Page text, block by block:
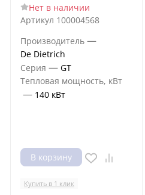
Нет в наличии
Артикул 100004568
Производитель —
De Dietrich
Серия — GT
Тепловая мощность, кВт
— 140 кВт
В корзину
Купить в 1 клик